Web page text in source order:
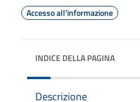
Accesso all'informazione
INDICE DELLA PAGINA
Descrizione